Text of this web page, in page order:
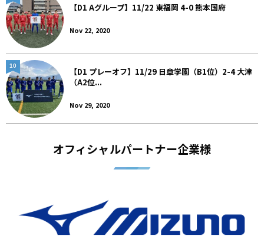
【D1 Aグループ】11/22 東福岡 4-0 熊本国府
Nov 22, 2020
【D1 プレーオフ】11/29 日章学園（B1位）2-4 大津
（A2位...
Nov 29, 2020
10
オフィシャルパートナー企業様